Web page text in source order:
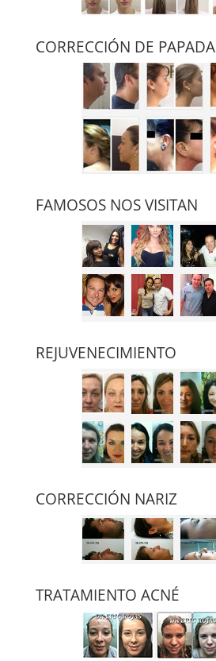
CORRECCIÓN DE PAPADA
FAMOSOS NOS VISITAN
REJUVENECIMIENTO
CORRECCIÓN NARIZ
TRATAMIENTO ACNÉ